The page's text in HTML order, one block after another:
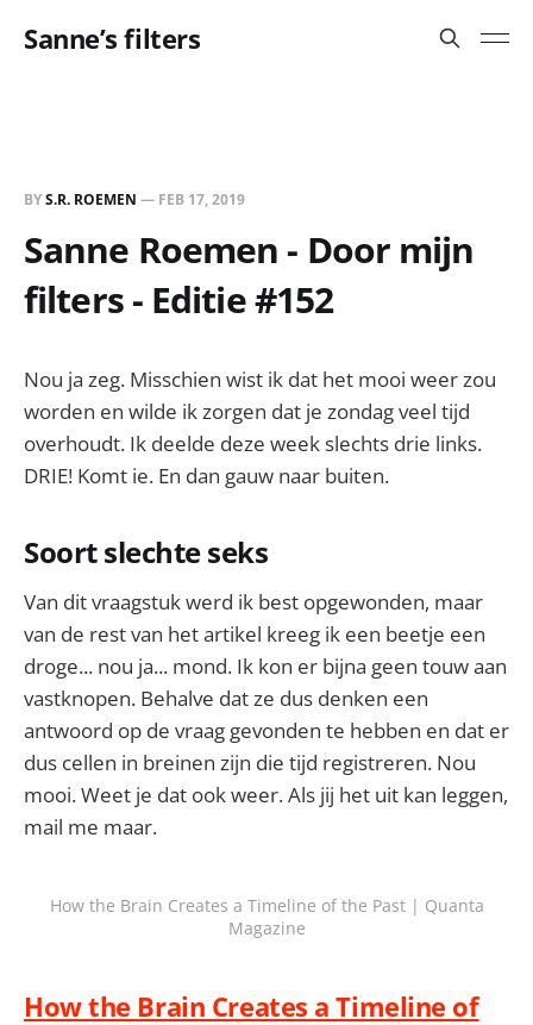
Sanne’s filters
BYS.R. ROEMEN — FEB 17, 2019
Sanne Roemen - Door mijn
filters - Editie #152
Nou ja zeg. Misschien wist ik dat het mooi weer zou
worden en wilde ik zorgen dat je zondag veel tijd
overhoudt. Ik deelde deze week slechts drie links.
DRIE! Komt ie. En dan gauw naar buiten.
Soort slechte seks
Van dit vraagstuk werd ik best opgewonden, maar
van de rest van het artikel kreeg ik een beetje een
droge... nou ja... mond. Ik kon er bijna geen touw aan
vastknopen. Behalve dat ze dus denken een
antwoord op de vraag gevonden te hebben en dat er
dus cellen in breinen zijn die tijd registreren. Nou
mooi. Weet je dat ook weer. Als jij het uit kan leggen,
mail me maar.
How the Brain Creates a Timeline of the Past | Quanta
Magazine
How the Brain Creates a Timeline of